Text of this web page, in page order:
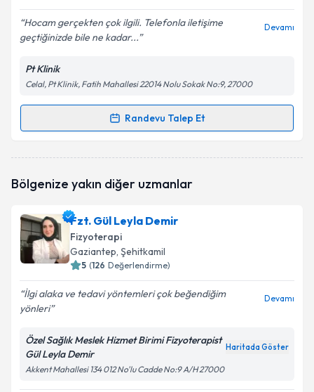
Hocam gerçekten çok ilgili. Telefonla iletişime
geçtiğinizde bile ne kadar...
Devamı
Pt Klinik
Celal, Pt Klinik, Fatih Mahallesi 22014 Nolu Sokak No:9, 27000
Randevu Talep Et
Randevu Takvimi Talebi
Size bu uzmandan randevu almanız için bir takvim
E-posta Adresiniz
Kişisel verilerimin işlenmesine ilişkinAydınlatma
Takvim Talebini Gönder
Bölgenize yakın diğer uzmanlar
Fzt. Gül Leyla Demir
Fizyoterapi
Gaziantep, Şehitkamil
5 (126 Değerlendirme)
İlgi alaka ve tedavi yöntemleri çok beğendiğim
yönleri
Devamı
Özel Sağlık Meslek Hizmet Birimi Fizyoterapist
Gül Leyla Demir
Haritada Göster
Akkent Mahallesi 134 012 No'lu Cadde No:9 A/H 27000